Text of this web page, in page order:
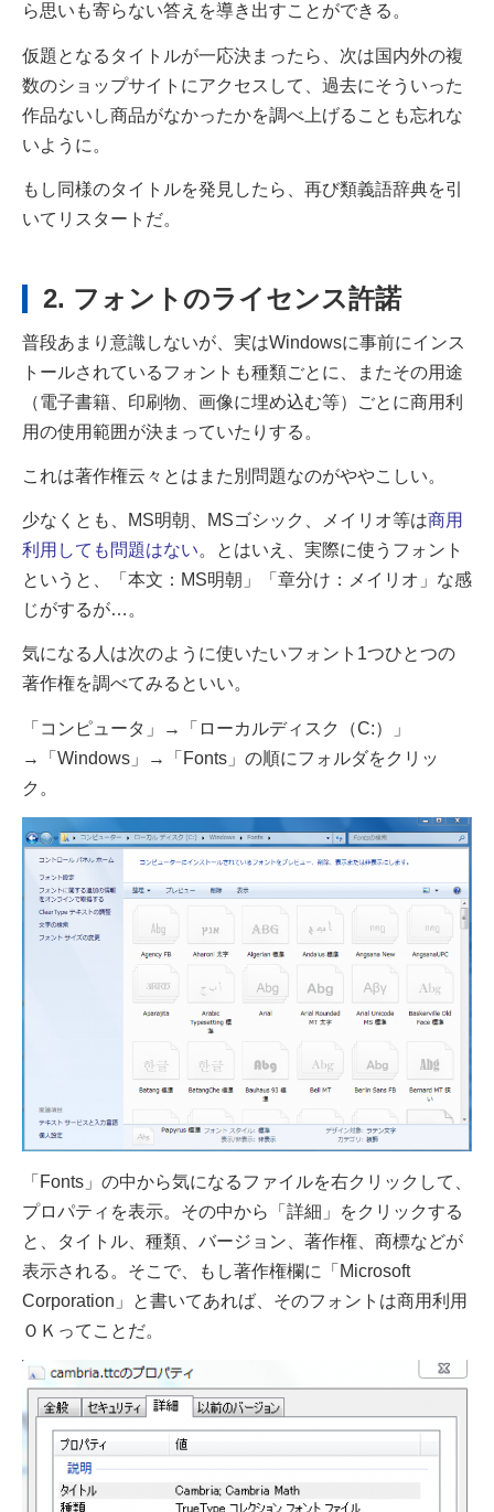
ら思いも寄らない答えを導き出すことができる。
仮題となるタイトルが一応決まったら、次は国内外の複
数のショップサイトにアクセスして、 過去にそういった
作品ないし商品がなかったかを調べ上げることも忘れな
いように。
もし同様のタイトルを発見したら、再び類義語辞典を引
いてリスタートだ。
2. フォントのライセンス許諾
普段あまり意識しないが、実はWindowsに事前にインス
トールされているフォントも種類ごとに、
またその用途
（電子書籍、印刷物、画像に埋め込む等）ごとに商用利
用の使用範囲が決まっていたりする。
これは著作権云々とはまた別問題なのがややこしい。
少なくとも、MS明朝、MSゴシック、メイリオ等は商用
利用しても問題はない。
とはいえ、実際に使うフォント
というと、「本文：MS明朝」「章分け：メイリオ」な感
じがするが…。
気になる人は次のように使いたいフォント1つひとつの
著作権を調べてみるといい。
「コンピュータ」→「ローカルディスク（C:）」
→「Windows」→「Fonts」の順にフォルダをクリッ
ク。
「Fonts」の中から気になるファイルを右クリックして、
プロパティを表示。 その中から「詳細」をクリックする
と、タイトル、種類、バージョン、著作権、商標などが
表示される。 そこで、もし著作権欄に「Microsoft
Corporation」と書いてあれば、そのフォントは商用利用
ＯＫってことだ。